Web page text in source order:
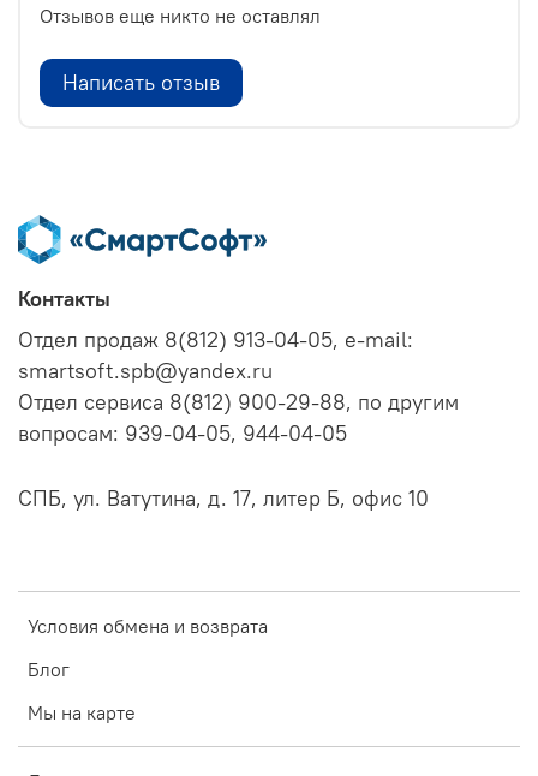
Отзывов еще никто не оставлял
Написать отзыв
Условия обмена и возврата
Блог
Мы на карте
Контакты
Отдел продаж 8(812) 913-04-05, e-mail:
smartsoft.spb@yandex.ru
Отдел сервиса 8(812) 900-29-88, по другим
вопросам: 939-04-05, 944-04-05
СПБ, ул. Ватутина, д. 17, литер Б, офис 10